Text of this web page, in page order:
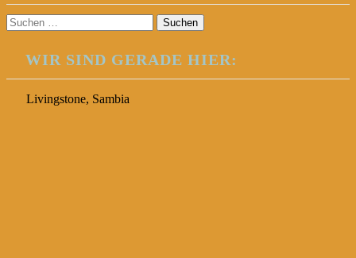
Suchen
nach:
WIR SIND GERADE HIER:
Livingstone, Sambia